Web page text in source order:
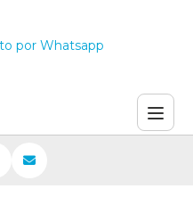
por Whatsapp